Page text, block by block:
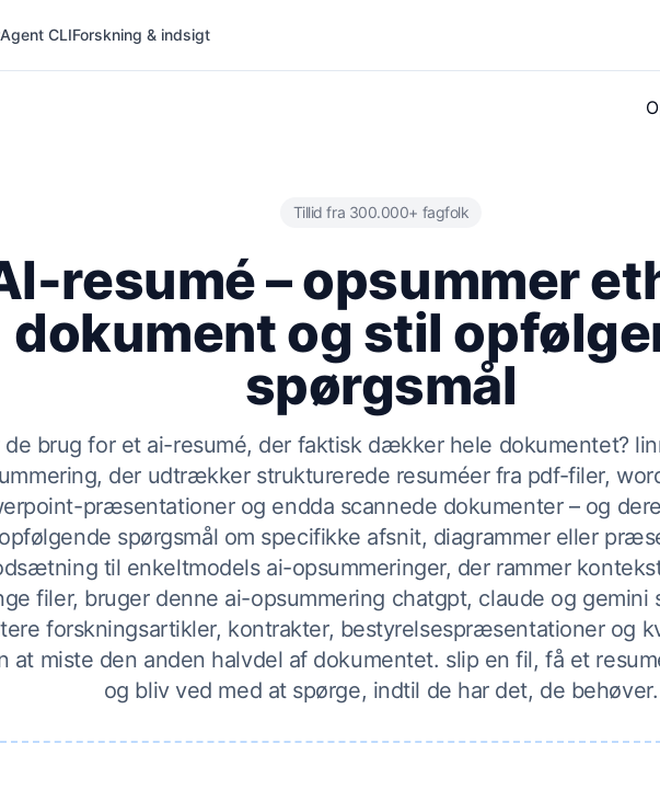
Agent CLIForskning & indsigt
Tillid fra 300.000+ fagfolk
resumé – opsummer
dokument og stil
spørgsmål
de brug for et ai-resumé, der faktisk dækker hele dokumentet?
der udtrækker strukturerede resuméer fra pdf-filer,
præsentationer og endda scannede dokumenter – og
spørgsmål om specifikke afsnit, diagrammer eller
til enkeltmodels ai-opsummeringer, der rammer
filer, bruger denne ai-opsummering chatgpt, claude og gemini
forskningsartikler, kontrakter, bestyrelsespræsentationer og
at miste den anden halvdel af dokumentet. slip en fil, få et
og bliv ved med at spørge, indtil de har det, de behøver.